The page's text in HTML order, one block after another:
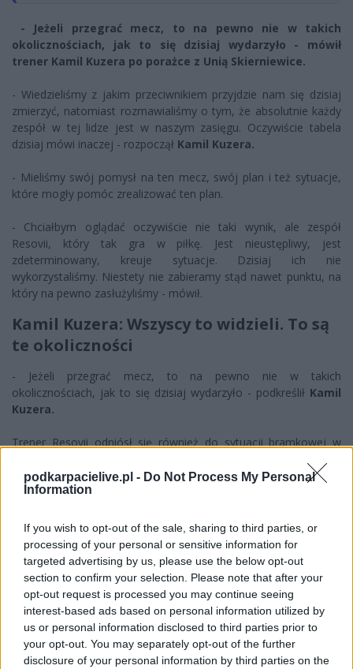
podkarpacielive.pl - Do Not Process My Personal
Information
If you wish to opt-out of the sale, sharing to third parties, or
processing of your personal or sensitive information for
targeted advertising by us, please use the below opt-out
section to confirm your selection. Please note that after your
opt-out request is processed you may continue seeing
interest-based ads based on personal information utilized by
us or personal information disclosed to third parties prior to
your opt-out. You may separately opt-out of the further
disclosure of your personal information by third parties on the
- Jeżeli przegrać mecz, to na pewno nie w takich
okolicznościach, jak to się dzisiaj wydarzyło - mówił
trener Kamil Kuzera po porażce z Unią Skierniewice.
- Wiedzieliśmy z jakim przeciwnikiem przyjdzie nam się dzisiaj
zmierzyć, natomiast rozmawialiśmy o tym, że absolutnie każdy
zespół w tej lidze jest w naszym zasięgu. Oczywiście tabela
dzisiaj mówi inaczej - rozpoczął Kamil Kuzera.
- Mieliśmy swój pomysł na ten mecz, swój plan i też sytuacje,
które mogły pomóc zrealizować ten plan.
- Chciałbym oglądać oczywiście nie taki wynik, ale zespół
Resovii, który tak gra w piłkę. Jest nieustępliwy, jest
zdeterminowany, kreuje sytuacje. Dzisiaj ich nie
wykorzystaliśmy. Niestety nie zabieramy stąd nawet punktu, na
który na pewno zasłużyliśmy - mówił.
Kamil Kuzera: Wszyscy to widzieli. To są
te okoliczności
- Jeżeli przegrać mecz, to na pewno nie w takich
okolicznościach, jak to się dzisiaj wydarzyło - podkreślił Kamil
Kuzera.
Trener Resovii odniósł się również do sytuacji bramkowej w
- Myślę, że po prostu wszyscy to widzieli. To są te okoliczności,
Więcej o lidze:II liga
CZYTAJ TAKŻE